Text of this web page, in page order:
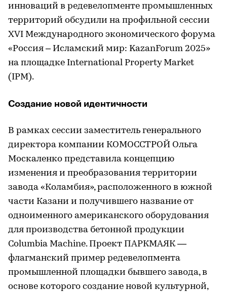
инноваций в редевелопменте промышленных
территорий обсудили на профильной сессии
XVI Международного экономического форума
«Россия – Исламский мир: KazanForum 2025»
на площадке International Property Market
(IPM).
Создание новой идентичности
В рамках сессии заместитель генерального
директора компании КОМОССТРОЙ Ольга
Москаленко представила концепцию
изменения и преобразования территории
завода «Коламбия», расположенного в южной
части Казани и получившего название от
одноименного американского оборудования
для производства бетонной продукции
Columbia Machine. Проект ПАРКМАЯК —
флагманский пример редевелопмента
промышленной площадки бывшего завода, в
основе которого создание новой культурной,